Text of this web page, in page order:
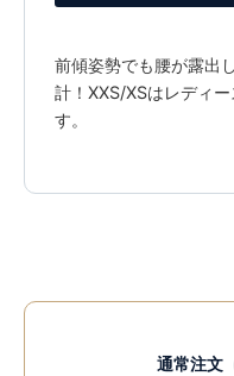
前傾姿勢でも腰が露出
計！XXS/XSはレディ
す。
通常注文